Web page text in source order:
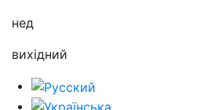
нед
вихідний